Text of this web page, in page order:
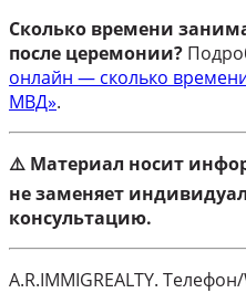
Сколько времени
после церемонии?
онлайн — сколько
МВД».
⚠️ Материал носит
не заменяет
консультацию.
A.R.IMMIGREALTY.